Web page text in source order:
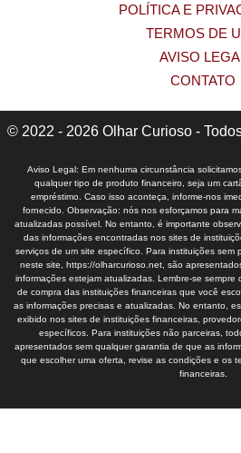
POLÍTICA E
TERMOS DE
AVISO
CONTATO
© 2022 - 2026 Olhar Curioso -
Aviso Legal: Em nenhuma circunstância
qualquer tipo de produto financeiro, seja um
empréstimo. Caso isso aconteça, informe-nos
fornecido. Observação: nós nos esforçamos para
atualizadas possível. No entanto, é importante
das informações encontradas nos sites de
serviços de um site específico. Para instituições sem
neste site, https://olharcurioso.net, são
informações estejam atualizadas. Lembre-se
de compra das instituições financeiras que você
as informações precisas e atualizadas. No entanto,
exibido nos sites de instituições financeiras,
específicos. Para instituições não parceiras,
apresentados sem qualquer garantia de que as
que escolher uma oferta, revise as condições e os
financeiras.